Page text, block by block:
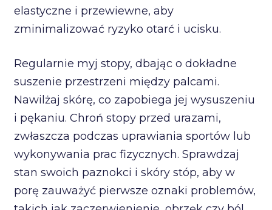
elastyczne i przewiewne, aby
zminimalizować ryzyko otarć i ucisku.
Regularnie myj stopy, dbając o dokładne
suszenie przestrzeni między palcami.
Nawilżaj skórę, co zapobiega jej wysuszeniu
i pękaniu. Chroń stopy przed urazami,
zwłaszcza podczas uprawiania sportów lub
wykonywania prac fizycznych. Sprawdzaj
stan swoich paznokci i skóry stóp, aby w
porę zauważyć pierwsze oznaki problemów,